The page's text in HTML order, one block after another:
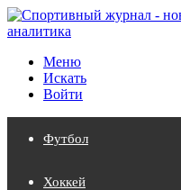
Меню
Искать
Войти
Футбол
Хоккей